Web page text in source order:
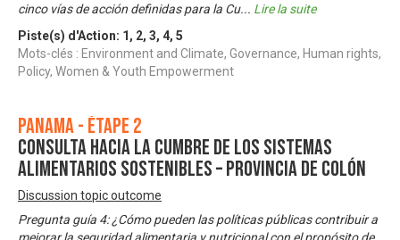
cinco vías de acción definidas para la Cu... Lire la suite
Piste(s) d'Action: 1 , 2, 3, 4, 5
Mots-clés : Environment and Climate, Governance, Human rights,
Policy, Women & Youth Empowerment
Panama - Étape 2
Consulta Hacia la Cumbre de los Sistemas
Alimentarios Sostenibles – Provincia de Colón
Discussion topic outcome
Pregunta guía 4: ¿Cómo pueden las políticas públicas contribuir a
mejorar la seguridad alimentaria y nutricional con el propósito de